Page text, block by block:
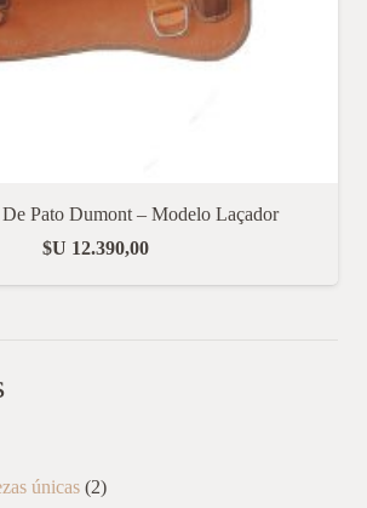
Pato Dumont – Modelo Laçador
$U 12.390,00
únicas 22